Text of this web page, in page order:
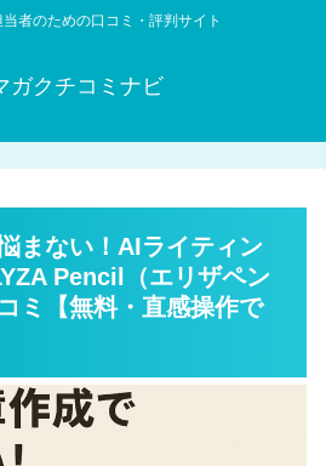
者のための口コミ・評判サイト
ガクチコミナビ
まない！AIライティン
Pencil（エリザペン
ミ【無料・直感操作で